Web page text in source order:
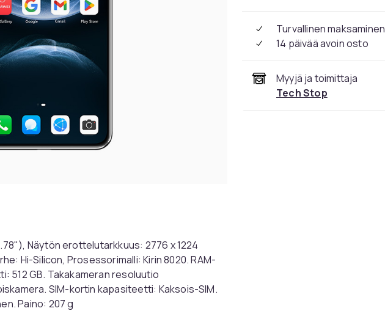
Näytön erottelutarkkuus: 2776 x 1224
Hi-Silicon, Prosessorimalli: Kirin 8020. RAM-
512 GB. Takakameran resoluutio
SIM-kortin kapasiteetti: Kaksois-SIM.
Paino: 207 g
Turvallinen maksaminen
14 päivää avoin osto
Myyjä ja toimittaja
Tech Stop